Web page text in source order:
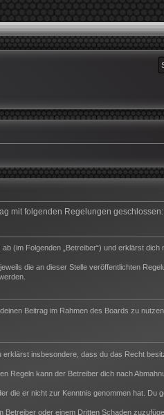
mit folgenden Regelungen geschlossen:
(im Folgenden „Betreiber“) und erklärst dich
die an dieser Stelle veröffentlichten
Beitrag im Rahmen des Boards zu nutzen.
insbesondere, dass du das Recht
Regeln kann der Betreiber dich nach
die er nicht zur Kenntnis genommen hat. Du
oder einem Dritten Schaden